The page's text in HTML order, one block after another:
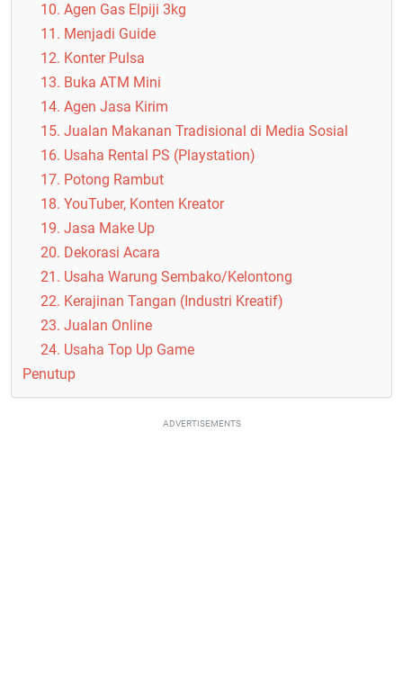
10. Agen Gas Elpiji 3kg
11. Menjadi Guide
12. Konter Pulsa
13. Buka ATM Mini
14. Agen Jasa Kirim
15. Jualan Makanan Tradisional di Media Sosial
16. Usaha Rental PS (Playstation)
17. Potong Rambut
18. YouTuber, Konten Kreator
19. Jasa Make Up
20. Dekorasi Acara
21. Usaha Warung Sembako/Kelontong
22. Kerajinan Tangan (Industri Kreatif)
23. Jualan Online
24. Usaha Top Up Game
Penutup
ADVERTISEMENTS